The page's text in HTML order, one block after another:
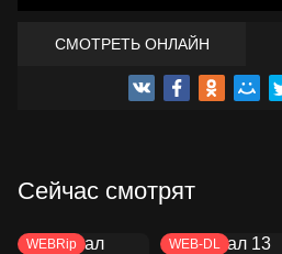
СМОТРЕТЬ ОНЛАЙН
ТРЕЙЛЕР
Сейчас смотрят
WEBRip WEB-DL